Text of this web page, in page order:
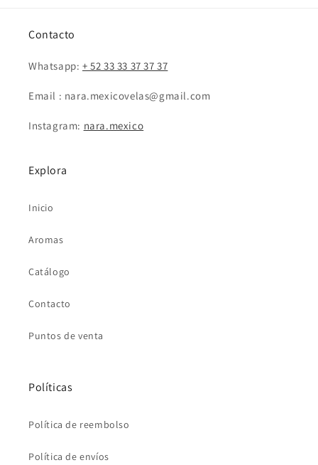
Contacto
Whatsapp: + 52 33 33 37 37 37
Email : nara.mexicovelas@gmail.com
Instagram: nara.mexico
Explora
Inicio
Aromas
Catálogo
Contacto
Puntos de venta
Políticas
Política de reembolso
Política de envíos